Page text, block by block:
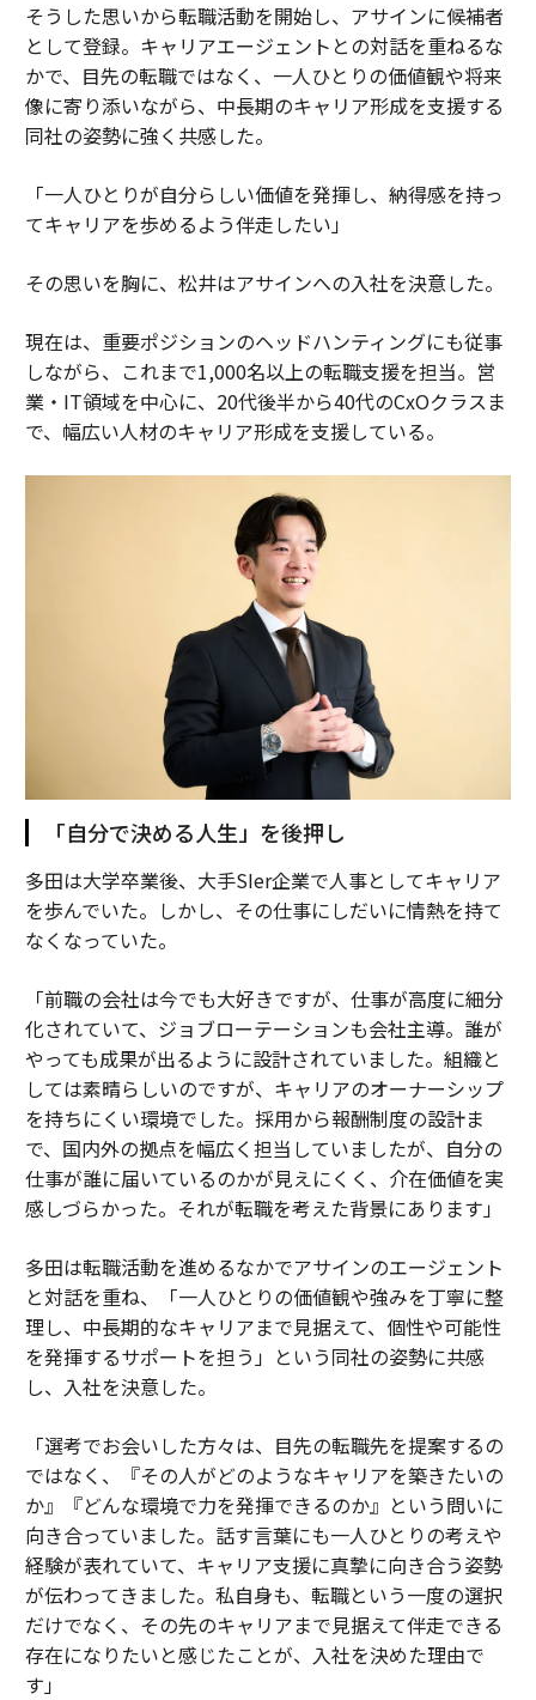
そうした思いから転職活動を開始し、アサインに候補者
として登録。キャリアエージェントとの対話を重ねるな
かで、目先の転職ではなく、一人ひとりの価値観や将来
像に寄り添いながら、中長期のキャリア形成を支援する
同社の姿勢に強く共感した。
「一人ひとりが自分らしい価値を発揮し、納得感を持っ
てキャリアを歩めるよう伴走したい」
その思いを胸に、松井はアサインへの入社を決意した。
現在は、重要ポジションのヘッドハンティングにも従事
しながら、これまで1,000名以上の転職支援を担当。営
業・IT領域を中心に、20代後半から40代のCxOクラスま
で、幅広い人材のキャリア形成を支援している。
「自分で決める人生」を後押し
多田は大学卒業後、大手SIer企業で人事としてキャリア
を歩んでいた。しかし、その仕事にしだいに情熱を持て
なくなっていた。
「前職の会社は今でも大好きですが、仕事が高度に細分
化されていて、ジョブローテーションも会社主導。誰が
やっても成果が出るように設計されていました。組織と
しては素晴らしいのですが、キャリアのオーナーシップ
を持ちにくい環境でした。採用から報酬制度の設計ま
で、国内外の拠点を幅広く担当していましたが、自分の
仕事が誰に届いているのかが見えにくく、介在価値を実
感しづらかった。それが転職を考えた背景にあります」
多田は転職活動を進めるなかでアサインのエージェント
と対話を重ね、「一人ひとりの価値観や強みを丁寧に整
理し、中長期的なキャリアまで見据えて、個性や可能性
を発揮するサポートを担う」という同社の姿勢に共感
し、入社を決意した。
「選考でお会いした方々は、目先の転職先を提案するの
ではなく、『その人がどのようなキャリアを築きたいの
か』『どんな環境で力を発揮できるのか』という問いに
向き合っていました。話す言葉にも一人ひとりの考えや
経験が表れていて、キャリア支援に真摯に向き合う姿勢
が伝わってきました。私自身も、転職という一度の選択
だけでなく、その先のキャリアまで見据えて伴走できる
存在になりたいと感じたことが、入社を決めた理由で
す」